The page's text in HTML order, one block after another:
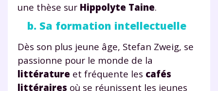
une thèse sur Hippolyte Taine.
b. Sa formation intellectuelle
Dès son plus jeune âge, Stefan Zweig, se
passionne pour le monde de la
littérature et fréquente les cafés
littéraires où se réunissent les jeunes